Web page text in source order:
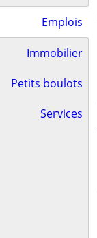
Emplois
Immobilier
Petits boulots
Services